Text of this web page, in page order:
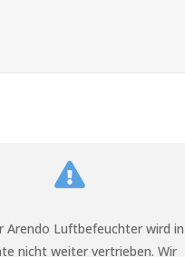

Arendo Luftbefeuchter wird in
nicht weiter vertrieben. Wir